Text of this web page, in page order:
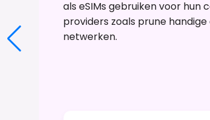
als eSIMs gebruiken voor
providers zoals prune
netwerken.